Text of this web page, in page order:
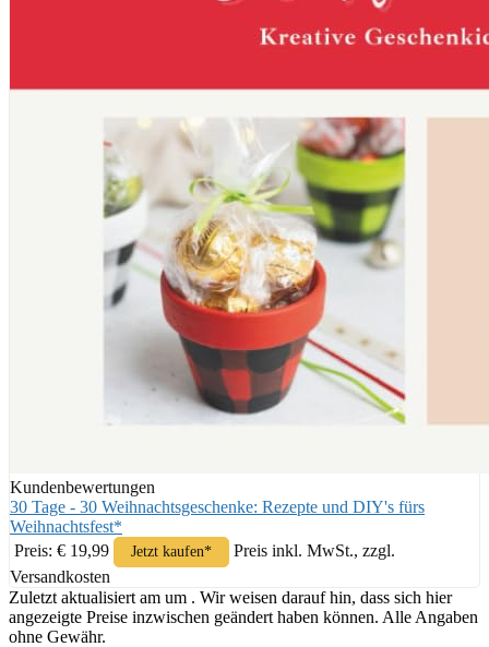
Kundenbewertungen
30 Tage - 30 Weihnachtsgeschenke: Rezepte und DIY's fürs
Weihnachtsfest*
Preis: € 19,99
Jetzt kaufen*
Preis inkl. MwSt., zzgl.
Versandkosten
Zuletzt aktualisiert am um . Wir weisen darauf hin, dass sich hier
angezeigte Preise inzwischen geändert haben können. Alle Angaben
ohne Gewähr.